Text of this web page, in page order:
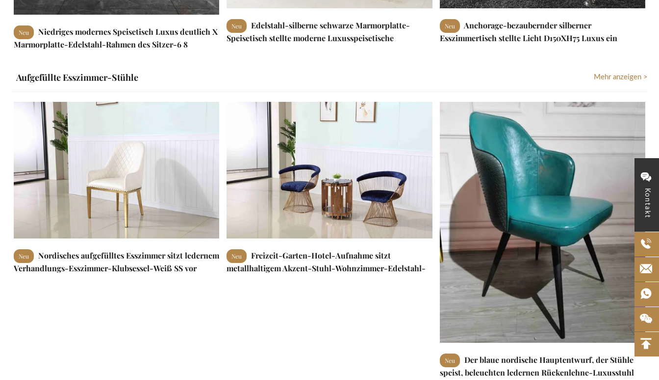
Kontakt
Neu
Niedriges modernes Speisetisch Luxus deutlich X
Marmorplatte-Edelstahl-Rahmen des Sitzer-6 8
Neu
Edelstahl-silberne schwarze Marmorplatte-
Speisetisch stellte moderne Luxusspeisetische
Neu
Anchorage-bezaubernder silberner
Esszimmertisch stellte Licht D150XH75 Luxus ein
Aufgefüllte Esszimmer-Stühle Mehr anzeigen >
Neu
Nordisches aufgefülltes Esszimmer sitzt ledernem
Verhandlungs-Esszimmer-Klubsessel-Weiß SS vor
Neu
Freizeit-Garten-Hotel-Aufnahme sitzt
metallhaltigem Akzent-Stuhl-Wohnzimmer-Edelstahl-
Neu
Der blaue nordische Hauptentwurf, der Stühle
speist, beleuchten ledernen Rückenlehne-Luxusstuhl